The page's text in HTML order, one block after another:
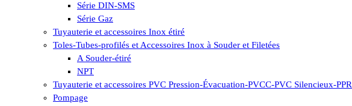
Série DIN-SMS
Série Gaz
Tuyauterie et accessoires Inox étiré
Toles-Tubes-profilés et Accessoires Inox à Souder et Filetées
A Souder-étiré
NPT
Tuyauterie et accessoires PVC Pression-Évacuation-PVCC-PVC Silencieux-PPR
Pompage